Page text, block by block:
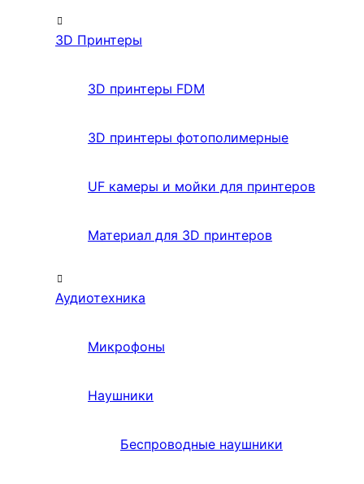
3D Принтеры
3D принтеры FDM
3D принтеры фотополимерные
UF камеры и мойки для принтеров
Материал для 3D принтеров
Аудиотехника
Микрофоны
Наушники
Беспроводные наушники